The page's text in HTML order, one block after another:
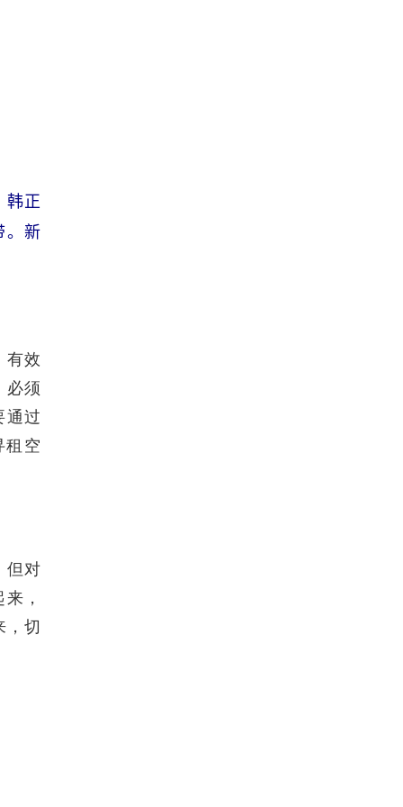
韩正
。新
效
必须
通过
租空
对
，
，切